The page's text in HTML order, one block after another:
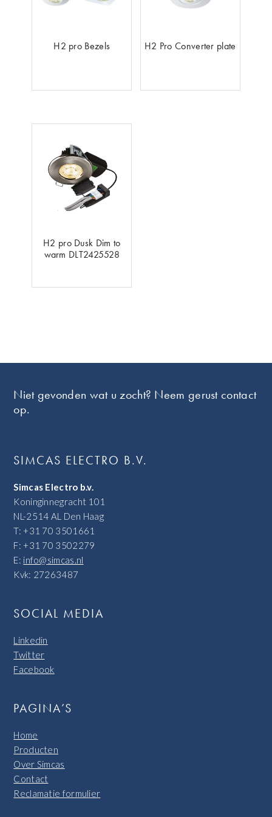
H2 pro Bezels H2 Pro Converter plate
H2 pro Dusk Dim to
warm DLT2425528
Niet gevonden wat u zocht? Neem gerust contact
op.
SIMCAS ELECTRO B.V.
Simcas Electro b.v.
Koninginnegracht 101
NL-2514 AL Den Haag
T: +31 70 3501661
F: +31 70 3502279
E: info@simcas.nl
Kvk: 27263487
SOCIAL MEDIA
Linkedin
Twitter
Facebook
PAGINA’S
Home
Producten
Over Simcas
Contact
Reclamatie formulier